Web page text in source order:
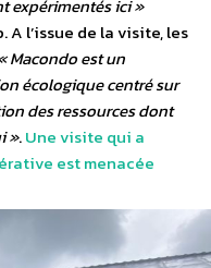
expérimentés ici »
A l’issue de la visite, les
Macondo est un
écologique centré sur
des ressources dont
».Une visite qui a
est menacée